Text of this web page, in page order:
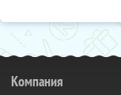
Компания